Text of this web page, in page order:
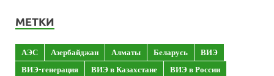
МЕТКИ
АЭС Азербайджан Алматы Беларусь
ВИЭ
ВИЭ-генерация
ВИЭ в Казахстане
ВИЭ в России